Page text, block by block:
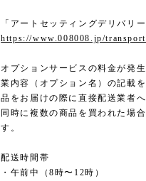
「アートセッティングデリバリ
https://www.008008.jp/
オプションサービスの料金が発
業内容（オプション名）の記載
品をお届けの際に直接配送業者
同時に複数の商品を買われた場
す。
配送時間帯
・午前中（8時〜12時）